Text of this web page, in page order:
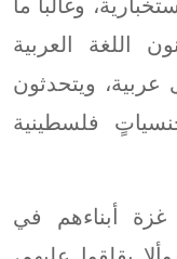
وغالباً ما
اللغة العربية
عربية، ويتحدثون
فلسطينية
أبناءهم في